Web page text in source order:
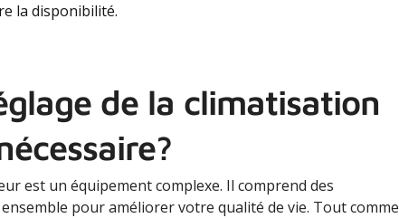
la disponibilité.
de la climatisation
est un équipement complexe. Il comprend des
pour améliorer votre qualité de vie. Tout comme